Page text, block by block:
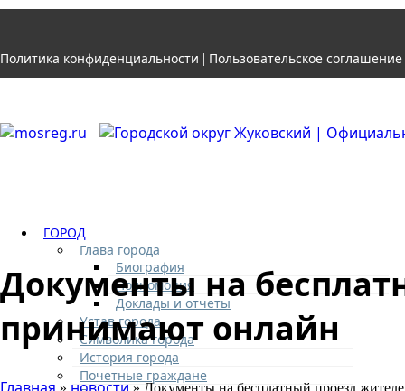
Политика конфиденциальности | Пользовательское соглашение
ГОРОД
Глава города
Биография
Полномочия
Доклады и отчеты
Устав города
Символика города
История города
Почетные граждане
Документы на
принимают онлайн